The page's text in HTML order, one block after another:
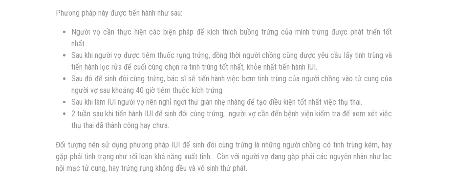
Phương pháp này được tiến hành như sau:
Người vợ cần thực hiện các biện pháp để kích thích buồng trứng của mình trứng được phát triển tốt
nhất.
Sau khi người vợ được tiêm thuốc rụng trứng, đồng thời người chồng cũng được yêu cầu lấy tinh trùng và
tiến hành lọc rửa để cuối cùng chọn ra tinh trùng tốt nhất, khỏe nhất tiến hành IUI.
Sau đó đểsinh đôi cùng trứng, bác sĩ sẽ tiến hành việc bơm tinh trùng của người chồng vào tử cung của
người vợ sau khoảng 40 giờ tiêm thuốc kích trứng.
Sau khi làm IUI người vợ nên nghỉ ngơi thư giãn nhẹ nhàng để tạo điều kiện tốt nhất việc thụ thai.
2 tuần sau khi tiến hành IUI để sinh đôi cùng trứng, người vợ cần đến bệnh viện kiểm tra để xem xét việc
thụ thai đã thành công hay chưa.
Đối tượng nên sử dụng phương pháp IUI để sinh đôi cùng trứng là những người chồng có tinh trùng kém, hay
gặp phải tình trạng như rối loạn khả năng xuất tinh… Còn với người vợ đang gặp phải các nguyên nhân như lạc
nội mạc tử cung, hay trứng rụng không đều và vô sinh thứ phát.